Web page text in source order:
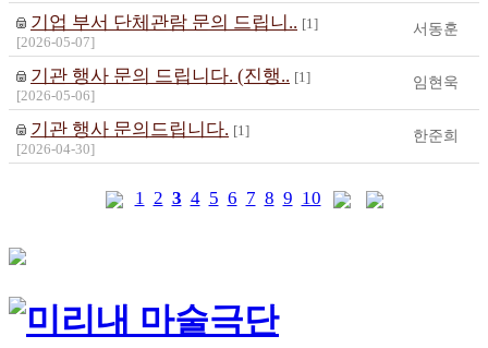
기업 부서 단체관람 문의 드립니.. [1]
[2026-05-07]
서동훈
기관 행사 문의 드립니다. (진행.. [1]
[2026-05-06]
임현욱
기관 행사 문의드립니다. [1]
[2026-04-30]
한준희
1 2 3 4 5 6 7 8 9 10